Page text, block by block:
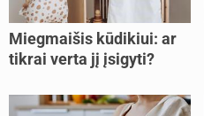
Miegmaišis kūdikiui: ar
tikrai verta jį įsigyti?